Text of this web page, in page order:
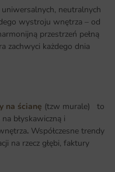
neutralnych
wystroju wnętrza – od
przestrzeń pełną
zachwyci każdego dnia
na ścianę (tzw murale) to
błyskawiczną i
. Współczesne trendy
na rzecz głębi, faktury